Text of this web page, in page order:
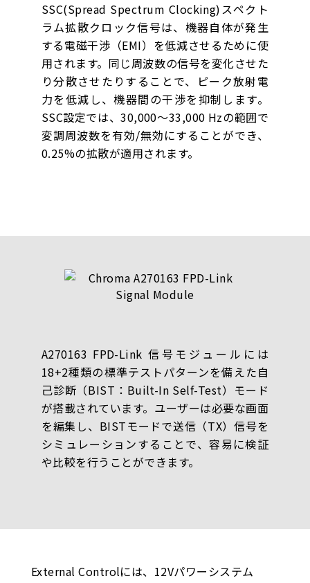
SSC(Spread Spectrum Clocking)スペクト
ラム拡散クロック信号は、機器自体が発生
する電磁干渉（EMI）を低減させるために使
用されます。同じ周波数の信号を変化させた
り分散させたりすることで、ピーク放射電
力を低減し、機器間の干渉を抑制します。
SSC設定では、30,000～33,000 Hzの範囲で
変調周波数を有効/無効にすることができ、
0.25%の拡散が適用されます。
A270163 FPD-Link 信号モジュールには
18+2種類の標準テストパターンを備えた自
己診断（BIST：Built-In Self-Test）モード
が搭載されています。ユーザーは必要な画面
を編集し、BISTモードで送信（TX）信号を
シミュレーションすることで、容易に検証
や比較を行うことができます。
External Controlには、12Vパワーシステム